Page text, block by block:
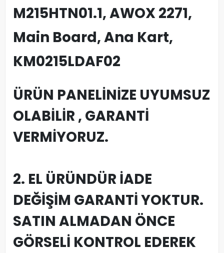
M215HTN01.1, AWOX 2271,
Main Board, Ana Kart,
KM0215LDAF02
ÜRÜN PANELİNİZE UYUMSUZ
OLABİLİR , GARANTİ
VERMİYORUZ.
2. EL ÜRÜNDÜR İADE
DEĞİŞİM GARANTİ YOKTUR.
SATIN ALMADAN ÖNCE
GÖRSELİ KONTROL EDEREK